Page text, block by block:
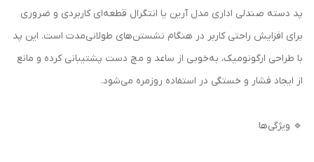
پد دسته صندلی اداری مدل آرین یا انتگرال قطعه‌ای کاربردی و ضروری
برای افزایش راحتی کاربر در هنگام نشستن‌های طولانی‌مدت است. این پد
با طراحی ارگونومیک، به‌خوبی از ساعد و مچ دست پشتیبانی کرده و مانع
از ایجاد فشار و خستگی در استفاده روزمره می‌شود.
🔹 ویژگی‌ها